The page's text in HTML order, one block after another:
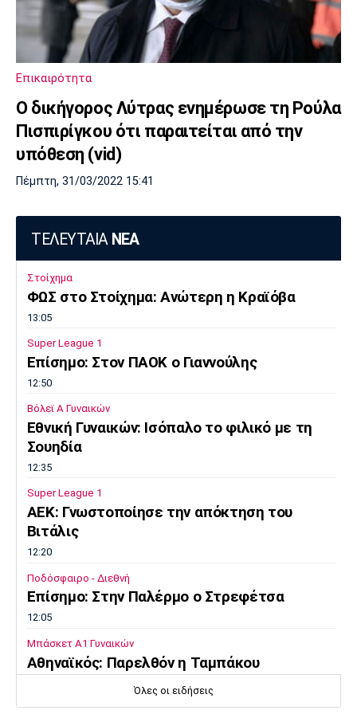
Πόρτο
Επικαιρότητα
Ο δικήγορος Λύτρας ενημέρωσε τη Ρούλα
Πισπιρίγκου ότι παραιτείται από την
υπόθεση (vid)
Πέμπτη, 31/03/2022 15:41
ΤΕΛΕΥΤΑΙΑ ΝΕΑ
Στοίχημα
ΦΩΣ στο Στοίχημα: Ανώτερη η Κραϊόβα
13:05
Super League 1
Επίσημο: Στον ΠΑΟΚ ο Γιαννούλης
12:50
Βόλεϊ Α Γυναικών
Εθνική Γυναικών: Ισόπαλο το φιλικό με τη
Σουηδία
12:35
Super League 1
ΑΕΚ: Γνωστοποίησε την απόκτηση του
Βιτάλις
12:20
Ποδόσφαιρο - Διεθνή
Επίσημο: Στην Παλέρμο ο Στρεφέτσα
12:05
Μπάσκετ Α1 Γυναικών
Αθηναϊκός: Παρελθόν η Ταμπάκου
EuroLeague
Όλες οι ειδήσεις